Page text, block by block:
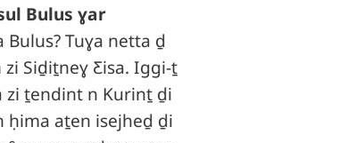
Bulus ɣar
Tuɣa netta ḏ
Siḏiṯneɣ Ƹisa. Iggi-ṯ
zi ṯendint n Kurinṯ ḏi
ḥima aṯen isejheḏ ḏi